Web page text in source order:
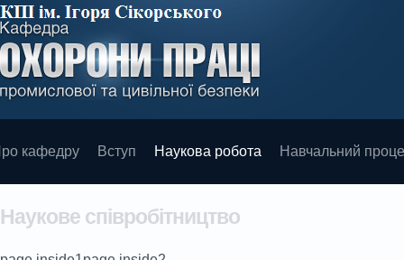
кафедру Вступ Наукова робота Навчальний
Наукове співробітництво